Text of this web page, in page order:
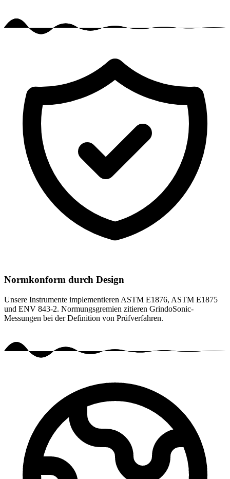
Normkonform durch Design
Unsere Instrumente implementieren ASTM E1876, ASTM E1875
und ENV 843-2. Normungsgremien zitieren GrindoSonic-
Messungen bei der Definition von Prüfverfahren.